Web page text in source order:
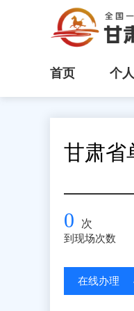
首页 个
甘肃省
0 次
到现场次数
在线办理